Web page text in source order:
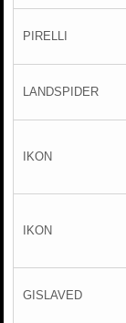
PIRELLI
LANDSPIDER
IKON
IKON
GISLAVED